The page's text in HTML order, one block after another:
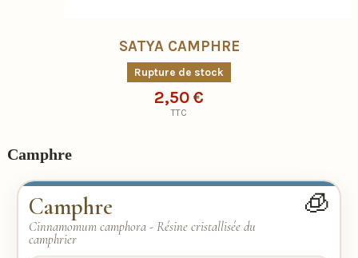
SATYA CAMPHRE
Rupture de stock
2,50 €
TTC
Camphre
Camphre
Cinnamomum camphora - Résine cristallisée du
camphrier
🧊